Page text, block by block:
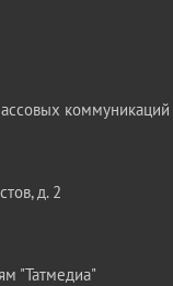
коммуникаций
д. 2
"Татмедиа"